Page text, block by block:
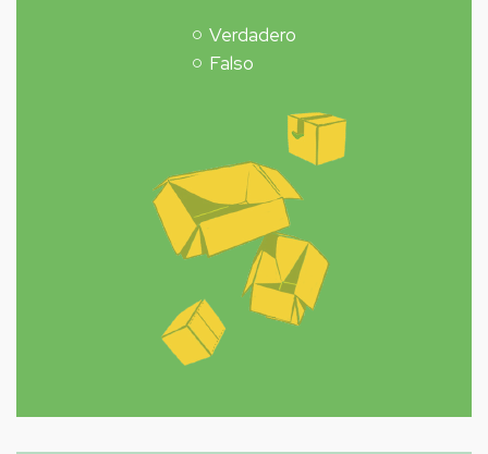
Verdadero
Falso